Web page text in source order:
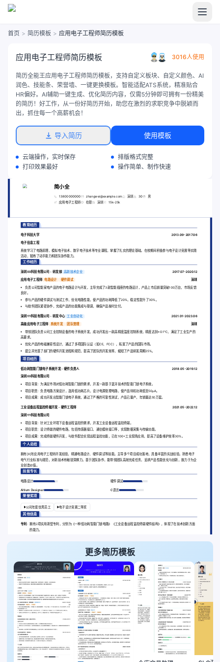
首页 > 简历模板 > 应用电子工程师简历模板
应用电子工程师简历模板 3016人使用
简历全能王应用电子工程师简历模板，支持自定义板块、自定义颜色、AI
润色、技能条、荣誉墙、一键更换模板。智能适配ATS系统，精准贴合
HR偏好。AI辅助一键生成、优化简历内容，仅需5分钟即可拥有一份精美
的简历！好工作，从一份好简历开始，助您在激烈的求职竞争中脱颖而
出，抓住每一个高薪机会！
导入简历 使用模板
云端操作，实时保存
排版格式完整
打印效果最好
操作简单、制作快速
简小全
13800000000 zhangwei@example.com 深圳 30
男
应用电子工程师
在职 深圳 15k-25k
教育经历
电子科技大学 2013.09-2017.06
电子信息工程
系统学习了电路原理、模拟电子技术、数字电子技术等专业课程，掌握了扎实的理论基础。在校期间积极参与电子设计竞赛等实践
活动，锻炼了动手能力和团队协作能力。
工作经历
深圳XX科技有限公司 - 研发部 高新技术企业
2017.07-2020.12
应用电子工程师 电路设计 硬件调试
深圳
负责公司智能家电产品的电子电路设计与开发，主导完成了3款智能插座的电路设计，产品上市后销量突破100万台，市场反馈
良好。
参与产品的硬件调试与测试工作，优化电路性能，使产品的功耗降低了20%，稳定性提升了30%。
与软件团队紧密协作，完成产品的功能集成与联调，确保产品按时交付。
深圳YY科技有限公司 - 研发中心 工业自动化 2021.01-2023.06
高级应用电子工程师 系统开发 团队管理 深圳
带领团队负责公司工业控制设备的电子系统开发，成功开发出一款高精度温度控制系统，精度达到±0.1℃，满足了工业生产的
高要求。
优化产品的电磁兼容性设计，通过了多项国际认证（如CE、FCC），拓宽了产品的国际市场。
建立并完善了部门的硬件开发流程和规范，提高了团队的开发效率，缩短了产品研发周期25%。
项目经历
低功耗智能门锁电子系统开发 - 硬件负责人 2018.05-2019.12
深圳XX科技有限公司
项目背景：为满足市场对低功耗智能门锁的需求，开发一款基于蓝牙技术的智能门锁电子系统。
项目职责：负责电路方案设计，选用低功耗芯片，设计电源管理电路，使产品待机功耗低至50μA。
项目成果：成功开发出智能门锁电子系统，通过了严格的可靠性测试，产品已量产，年销量达50万套。
工业设备远程监控终端开发 - 硬件工程师
2021.05-2022.12
深圳YY科技有限公司
项目背景：针对工业环境下设备远程监控的需求，开发工业设备远程监控终端。
项目职责：设计终端的硬件电路，包括传感器接口、通信模块接口等，实现数据采集与传输功能。
项目成果：完成终端硬件开发，与软件配合实现远程监控功能，已在100+工业现场应用，提高了设备维护效率30%。
个人总结
拥有[X]年应用电子工程师开发经验，精通电路设计、硬件调试等技能。主导多个项目成功落地，具备丰富的实战经验。熟悉电子
电气行业标准与规范，对新技术有敏锐洞察力。善于团队协作，能带领团队高效完成任务，追求产品性能优化与创新，致力于为企
业创造价值。
技能专长
电路设计 硬件调试
Altium Designer C语言
荣誉奖项
公司年度优秀员工 电子设计竞赛二等奖
其他信息
专利: 拥有2项实用新型专利，分别为《一种低功耗智能门锁电路》《工业设备远程监控终端硬件结构》，体现了在技术创新方面
的能力。
更多简历模板